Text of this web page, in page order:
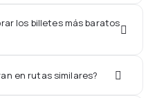
los billetes más baratos
en rutas similares?